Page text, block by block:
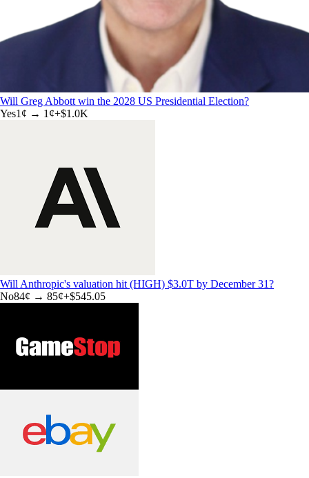
Will Greg Abbott win the 2028 US Presidential Election?
Yes1 ¢ → 1¢+$1.0K
Will Anthropic's valuation hit (HIGH) $3.0T by December 31?
No84¢ → 85¢+$545.05